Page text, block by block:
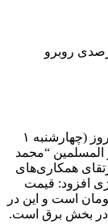
به گزارش همشهری آنلاین، عباس علی آبادی امروز (چهارشنبه ۱
“محمد
همکاری‌های
افزود: قیمت
هر کیلووات‌ساعت برق بیش از ۵۰۰۰ تومان است و این در
در بخش برق است.